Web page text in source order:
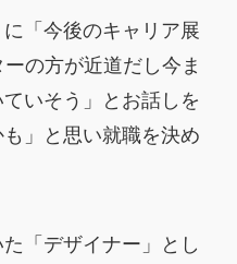
「今後のキャリア展
の方が近道だし今ま
いそう」とお話しを
」と思い就職を決め
「デザイナー」とし